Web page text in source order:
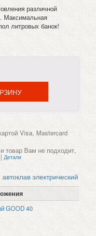
различной
Максимальная
литровых банок!
Visa, Mastercard
товар Вам не подходит,
Детали
автоклав электрический
GOOD 40